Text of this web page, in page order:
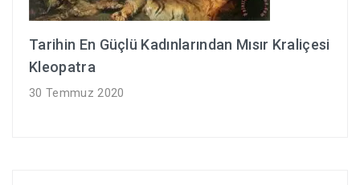
Tarihin En Güçlü Kadınlarından Mısır Kraliçesi
Kleopatra
30 Temmuz 2020